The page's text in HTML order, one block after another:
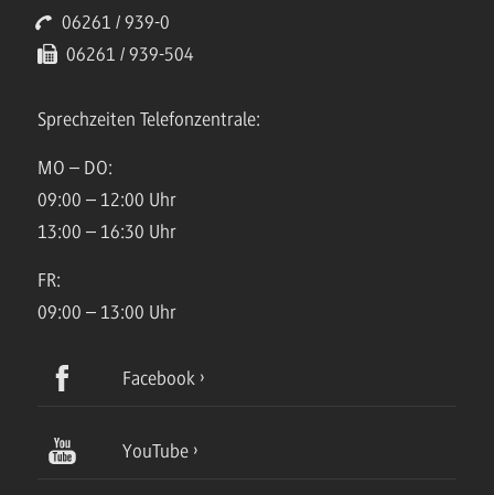
06261 / 939-0
06261 / 939-504
Sprechzeiten Telefonzentrale:
MO – DO:
09:00 – 12:00 Uhr
13:00 – 16:30 Uhr
FR:
09:00 – 13:00 Uhr
Facebook
YouTube